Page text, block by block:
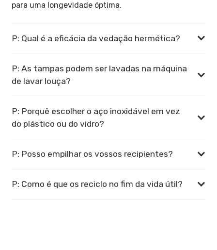
para uma longevidade óptima.
P: Qual é a eficácia da vedação hermética?
P: As tampas podem ser lavadas na máquina
de lavar louça?
P: Porquê escolher o aço inoxidável em vez
do plástico ou do vidro?
P: Posso empilhar os vossos recipientes?
P: Como é que os reciclo no fim da vida útil?